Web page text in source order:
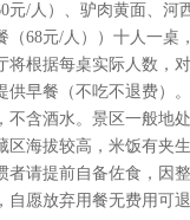
元/人） 、 驴肉黄面、 河
（68元/人） ） 十人一桌
将根据每桌实际人数，
供早餐（不吃不退费）
不含酒水。景区一般地
区海拔较高，米饭有夹
者请提前自备佐食，因
自愿放弃用餐无费用可退